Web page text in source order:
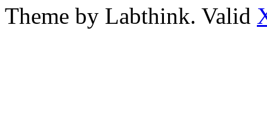
Theme by Labthink. Valid